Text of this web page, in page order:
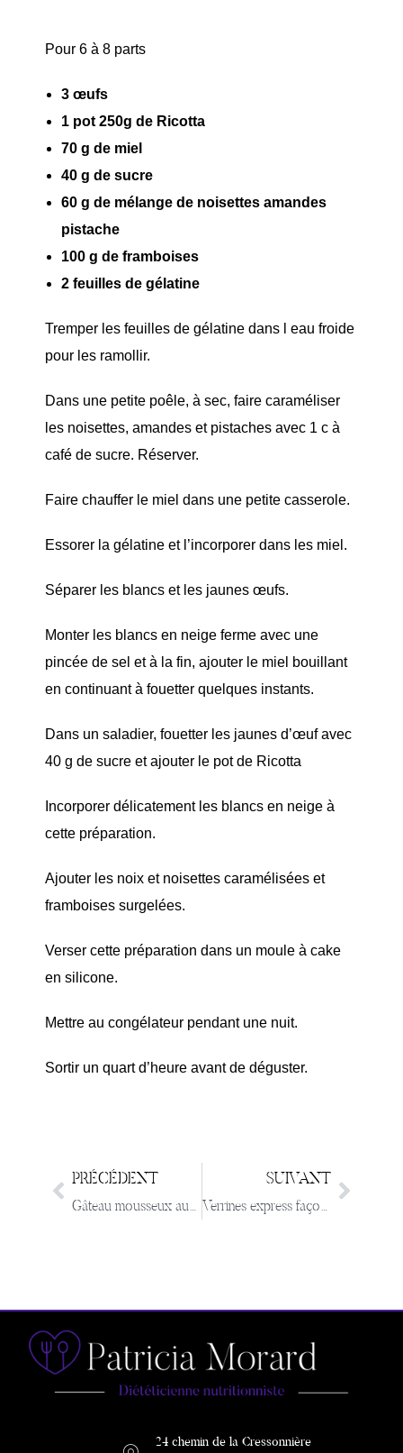
Pour 6 à 8 parts
3 œufs
1 pot 250g de Ricotta
70 g de miel
40 g de sucre
60 g de mélange de noisettes amandes
pistache
100 g de framboises
2 feuilles de gélatine
Tremper les feuilles de gélatine dans l eau froide
pour les ramollir.
Dans une petite poêle, à sec, faire caraméliser
les noisettes, amandes et pistaches avec 1 c à
café de sucre. Réserver.
Faire chauffer le miel dans une petite casserole.
Essorer la gélatine et l’incorporer dans les miel.
Séparer les blancs et les jaunes œufs.
Monter les blancs en neige ferme avec une
pincée de sel et à la fin, ajouter le miel bouillant
en continuant à fouetter quelques instants.
Dans un saladier, fouetter les jaunes d’œuf avec
40 g de sucre et ajouter le pot de Ricotta
Incorporer délicatement les blancs en neige à
cette préparation.
Ajouter les noix et noisettes caramélisées et
framboises surgelées.
Verser cette préparation dans un moule à cake
en silicone.
Mettre au congélateur pendant une nuit.
Sortir un quart d’heure avant de déguster.
PRÉCÉDENT
Gâteau mousseux aux pommes
SUIVANT
Verrines express façon Marron Suisse
24 chemin de la Cressonnière